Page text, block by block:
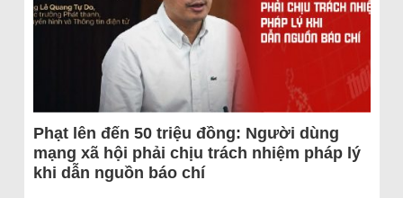
Phạt lên đến 50 triệu đồng: Người dùng
mạng xã hội phải chịu trách nhiệm pháp lý
khi dẫn nguồn báo chí